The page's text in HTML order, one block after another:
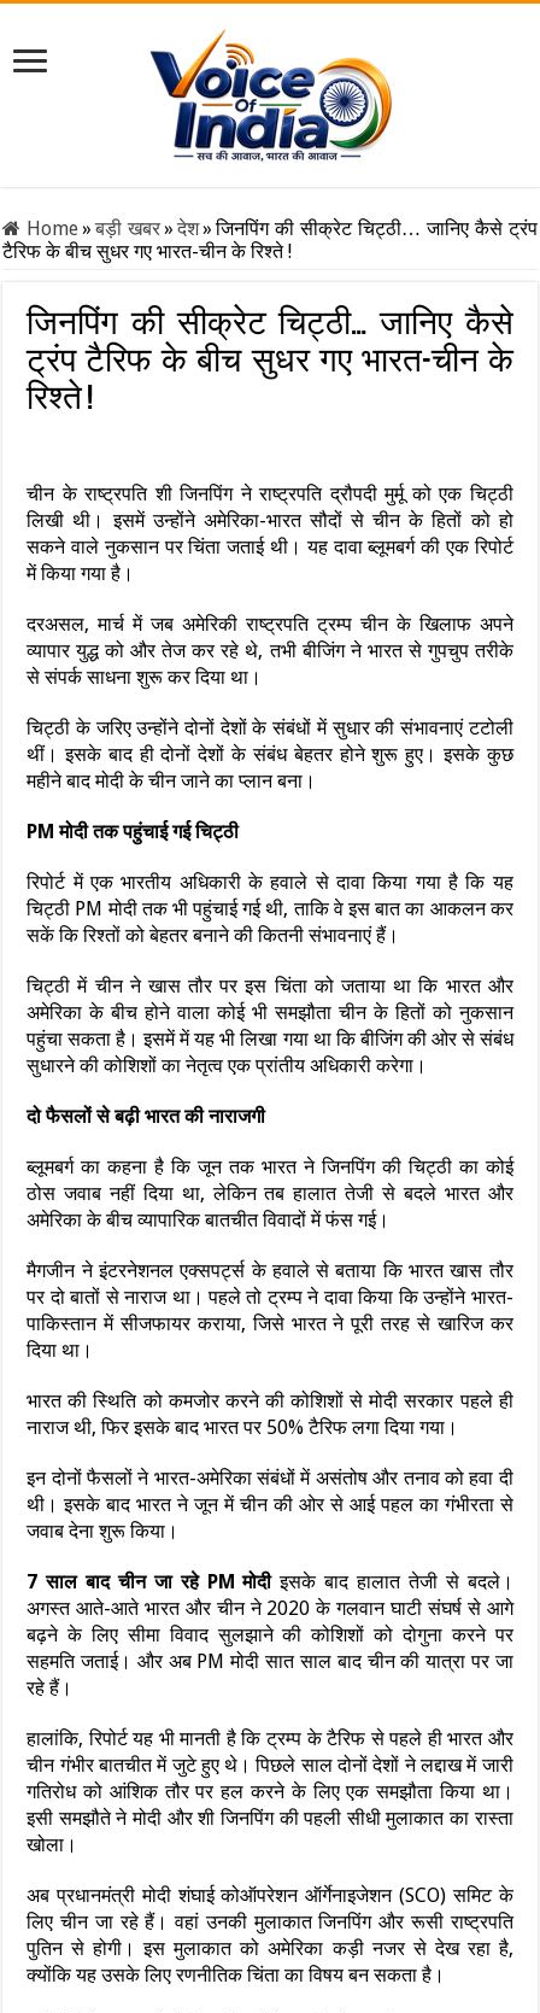
Home» बड़ी खबर» देश» जिनपिंग की सीक्रेट चिट्ठी… जानिए कैसे ट्रंप
टैरिफ के बीच सुधर गए भारत-चीन के रिश्ते !
जिनपिंग की सीक्रेट चिट्ठी… जानिए कैसे
ट्रंप टैरिफ के बीच सुधर गए भारत-चीन के
रिश्ते !
चीन के राष्ट्रपति शी जिनपिंग ने राष्ट्रपति द्रौपदी मुर्मू को एक चिट्ठी
लिखी थी। इसमें उन्होंने अमेरिका-भारत सौदों से चीन के हितों को हो
सकने वाले नुकसान पर चिंता जताई थी। यह दावा ब्लूमबर्ग की एक रिपोर्ट
में किया गया है।
दरअसल, मार्च में जब अमेरिकी राष्ट्रपति ट्रम्प चीन के खिलाफ अपने
व्यापार युद्ध को और तेज कर रहे थे, तभी बीजिंग ने भारत से गुपचुप तरीके
से संपर्क साधना शुरू कर दिया था।
चिट्ठी के जरिए उन्होंने दोनों देशों के संबंधों में सुधार की संभावनाएं टटोली
थीं। इसके बाद ही दोनों देशों के संबंध बेहतर होने शुरू हुए। इसके कुछ
महीने बाद मोदी के चीन जाने का प्लान बना।
PM मोदी तक पहुंचाई गई चिट्ठी
रिपोर्ट में एक भारतीय अधिकारी के हवाले से दावा किया गया है कि यह
चिट्ठी PM मोदी तक भी पहुंचाई गई थी, ताकि वे इस बात का आकलन कर
सकें कि रिश्तों को बेहतर बनाने की कितनी संभावनाएं हैं।
चिट्ठी में चीन ने खास तौर पर इस चिंता को जताया था कि भारत और
अमेरिका के बीच होने वाला कोई भी समझौता चीन के हितों को नुकसान
पहुंचा सकता है। इसमें में यह भी लिखा गया था कि बीजिंग की ओर से संबंध
सुधारने की कोशिशों का नेतृत्व एक प्रांतीय अधिकारी करेगा।
दो फैसलों से बढ़ी भारत की नाराजगी
ब्लूमबर्ग का कहना है कि जून तक भारत ने जिनपिंग की चिट्ठी का कोई
ठोस जवाब नहीं दिया था, लेकिन तब हालात तेजी से बदले भारत और
अमेरिका के बीच व्यापारिक बातचीत विवादों में फंस गई।
मैगजीन ने इंटरनेशनल एक्सपर्ट्स के हवाले से बताया कि भारत खास तौर
पर दो बातों से नाराज था। पहले तो ट्रम्प ने दावा किया कि उन्होंने भारत-
पाकिस्तान में सीजफायर कराया, जिसे भारत ने पूरी तरह से खारिज कर
दिया था।
भारत की स्थिति को कमजोर करने की कोशिशों से मोदी सरकार पहले ही
नाराज थी, फिर इसके बाद भारत पर 50% टैरिफ लगा दिया गया।
इन दोनों फैसलों ने भारत-अमेरिका संबंधों में असंतोष और तनाव को हवा दी
थी। इसके बाद भारत ने जून में चीन की ओर से आई पहल का गंभीरता से
जवाब देना शुरू किया।
7 साल बाद चीन जा रहे PM मोदीइसके बाद हालात तेजी से बदले।
अगस्त आते-आते भारत और चीन ने 2020 के गलवान घाटी संघर्ष से आगे
बढ़ने के लिए सीमा विवाद सुलझाने की कोशिशों को दोगुना करने पर
सहमति जताई। और अब PM मोदी सात साल बाद चीन की यात्रा पर जा
रहे हैं।
हालांकि, रिपोर्ट यह भी मानती है कि ट्रम्प के टैरिफ से पहले ही भारत और
चीन गंभीर बातचीत में जुटे हुए थे। पिछले साल दोनों देशों ने लद्दाख में जारी
गतिरोध को आंशिक तौर पर हल करने के लिए एक समझौता किया था।
इसी समझौते ने मोदी और शी जिनपिंग की पहली सीधी मुलाकात का रास्ता
खोला।
अब प्रधानमंत्री मोदी शंघाई कोऑपरेशन ऑर्गेनाइजेशन (SCO) समिट के
लिए चीन जा रहे हैं। वहां उनकी मुलाकात जिनपिंग और रूसी राष्ट्रपति
पुतिन से होगी। इस मुलाकात को अमेरिका कड़ी नजर से देख रहा है,
क्योंकि यह उसके लिए रणनीतिक चिंता का विषय बन सकता है।